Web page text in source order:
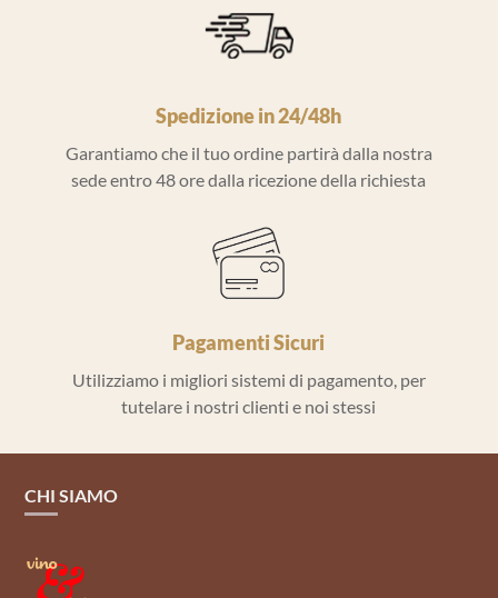
Spedizione in 24/48h
Garantiamo che il tuo ordine partirà dalla nostra
sede entro 48 ore dalla ricezione della richiesta
Pagamenti Sicuri
Utilizziamo i migliori sistemi di pagamento, per
tutelare i nostri clienti e noi stessi
CHI SIAMO